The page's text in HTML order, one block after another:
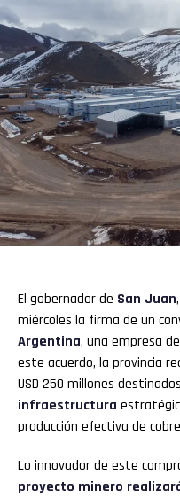
El gobernador de San Juan,
miércoles la firma de un
Argentina, una empresa
este acuerdo, la provincia
USD 250 millones
infraestructura
producción efectiva de
Lo innovador de este
proyecto minero